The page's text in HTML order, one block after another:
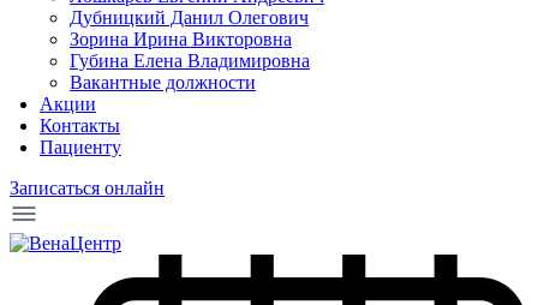
Дубницкий Данил Олегович
Зорина Ирина Викторовна
Губина Елена Владимировна
Вакантные должности
Акции
Контакты
Пациенту
Записаться онлайн